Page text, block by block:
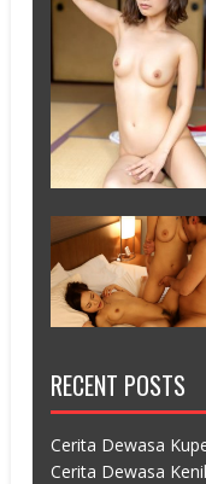
RECENT POSTS
Cerita Dewasa
Cerita Dewasa